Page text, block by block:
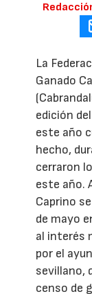
La
Ganado
edición
este año
hecho,
cerraron
este año.
Caprino
de mayo
al interés
por el
sevillano,
censo de